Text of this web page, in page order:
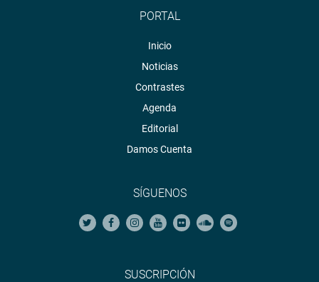
PORTAL
Inicio
Noticias
Contrastes
Agenda
Editorial
Damos Cuenta
SÍGUENOS
SUSCRIPCIÓN